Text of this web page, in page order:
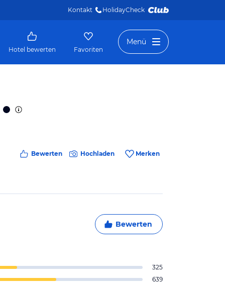
Kontakt HolidayCheck
Hotel bewerten Favoriten
Menü
Bewerten Hochladen Merken
Bewerten
325
639